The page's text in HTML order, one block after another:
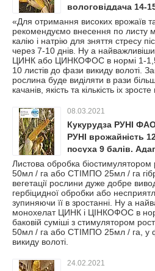
вологовіддача 14-
тис. насінін.
«Для отримання високих врожаїв
рекомендуємо внесення по листу
калію і натрію для зняття стресу
через 7-10 днів. Ну а
ЦИНК або ЦИНКОФОС в нормі 1-1,5
10 листів до фази викиду волоті.
рослина буде виділяти в рази
качанів, якість та кількість іх
08.03.2021
Кукурудза РУНІ
РУНІ врожайність
посуха 9 балів.
України.
Листова обробка
50мл / га або СТІМПО 25мл / га
вегетації рослини дуже добре
гербіцидної обробки або
зупиняючи її в зростанні. Ну а
монохелат ЦИНК і ЦІНКОФОС в
баковій суміші з стимулятором
50мл / га або СТІМПО 25мл / га, у
викиду волоті.
24.02.2021